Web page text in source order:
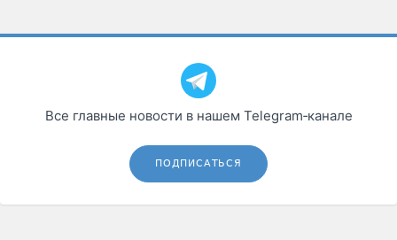
Все главные новости в нашем Telegram‑канале
ПОДПИСАТЬСЯ